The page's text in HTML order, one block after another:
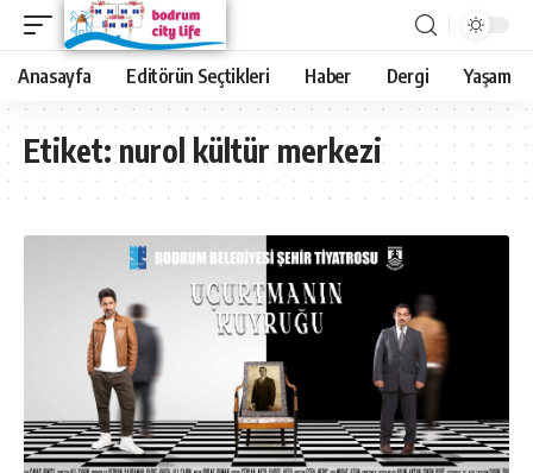
Anasayfa Editörün Seçtikleri Haber Dergi Yaşam
Etiket:nurol kültür merkezi